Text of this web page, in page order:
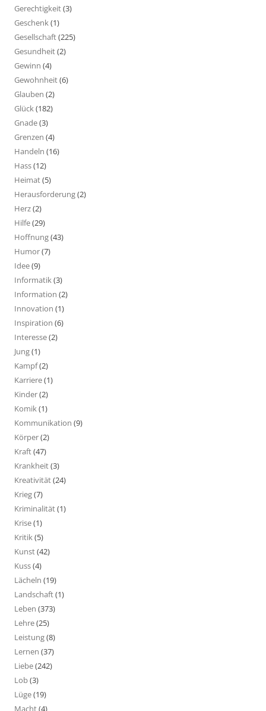
Gerechtigkeit(3)
Geschenk(1)
Gesellschaft(225)
Gesundheit(2)
Gewinn (4)
Gewohnheit(6)
Glauben (2)
Glück(182)
Gnade(3)
Grenzen (4)
Handeln (16)
Hass(12)
Heimat(5)
Herausforderung(2)
Herz(2)
Hilfe(29)
Hoffnung(43)
Humor(7)
Idee(9)
Informatik(3)
Information (2)
Innovation (1)
Inspiration (6)
Interesse(2)
Jung(1)
Kampf(2)
Karriere(1)
Kinder(2)
Komik(1)
Kommunikation (9)
Körper(2)
Kraft(47)
Krankheit(3)
Kreativität(24)
Krieg(7)
Kriminalität(1)
Krise(1)
Kritik(5)
Kunst(42)
Kuss(4)
Lächeln (19)
Landschaft(1)
Leben (373)
Lehre(25)
Leistung(8)
Lernen (37)
Liebe(242)
Lob(3)
Lüge(19)
Macht(4)